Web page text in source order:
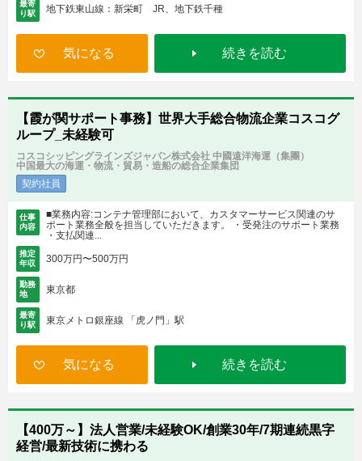
最寄
り駅
地下鉄東山線：新栄町 JR、地下鉄千種
気になる 続きを読む
【霞が関サポート事務】世界大手総合物流企業コスコグ
ループ_未経験可
コスコシッピングラインズジャパン株式会社 中國遠洋海運（集團）
中国最大の海運・物流・貿易・造船の総合企業集団
契約社員
仕事
内容
■業務内容:コンテナ管理部において、カスタマーサービス関連のサ
ポート業務全般を担当していただきます。 ・受発注のサポート業務
・支払関連...
推定
年収
300万円〜500万円
勤務
地
東京都
最寄
り駅
東京メトロ銀座線 「虎ノ門」駅
気になる 続きを読む
【400万～】法人営業/未経験OK/創業30年/7期連続黒字
経営/最新技術に携わる